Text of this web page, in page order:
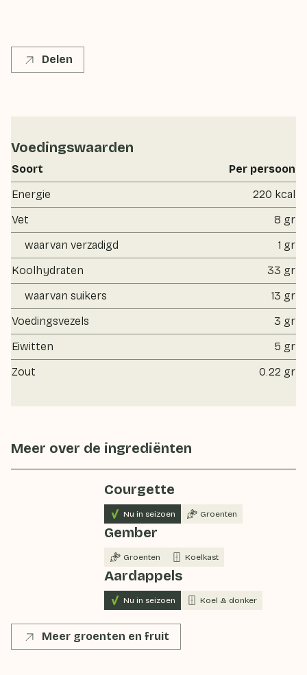
Delen
Voedingswaarden
Soort
Per persoon
Energie
220 kcal
Vet
8 gr
waarvan verzadigd
1 gr
Koolhydraten
33 gr
waarvan suikers
13 gr
Voedingsvezels
3 gr
Eiwitten
5 gr
Zout
0.22 gr
Meer over de ingrediënten
Courgette
Nu in seizoen Groenten
Gember
Groenten Koelkast
Aardappels
Nu in seizoen Koel & donker
Meer groenten en fruit